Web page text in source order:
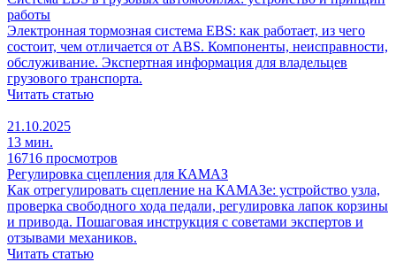
работы
Электронная тормозная система EBS: как работает, из чего
состоит, чем отличается от ABS. Компоненты, неисправности,
обслуживание. Экспертная информация для владельцев
грузового транспорта.
Читать статью
21.10.2025
13 мин.
16716 просмотров
Регулировка сцепления для КАМАЗ
Как отрегулировать сцепление на КАМАЗе: устройство узла,
проверка свободного хода педали, регулировка лапок корзины
и привода. Пошаговая инструкция с советами экспертов и
отзывами механиков.
Читать статью